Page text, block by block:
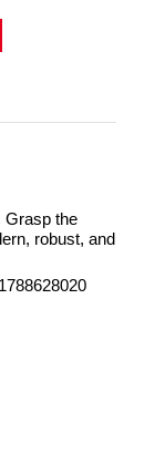
Grasp the
robust, and